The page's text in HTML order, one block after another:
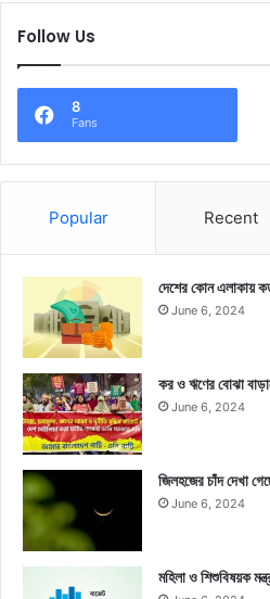
Follow Us
8
Fans
Popular Recent
দেশের কোন এলাকায়
June 6, 2024
কর ও ঋণের বোঝা
June 6, 2024
জিলহজের চাঁদ দেখা
June 6, 2024
মহিলা ও শিশুবিষয়ক